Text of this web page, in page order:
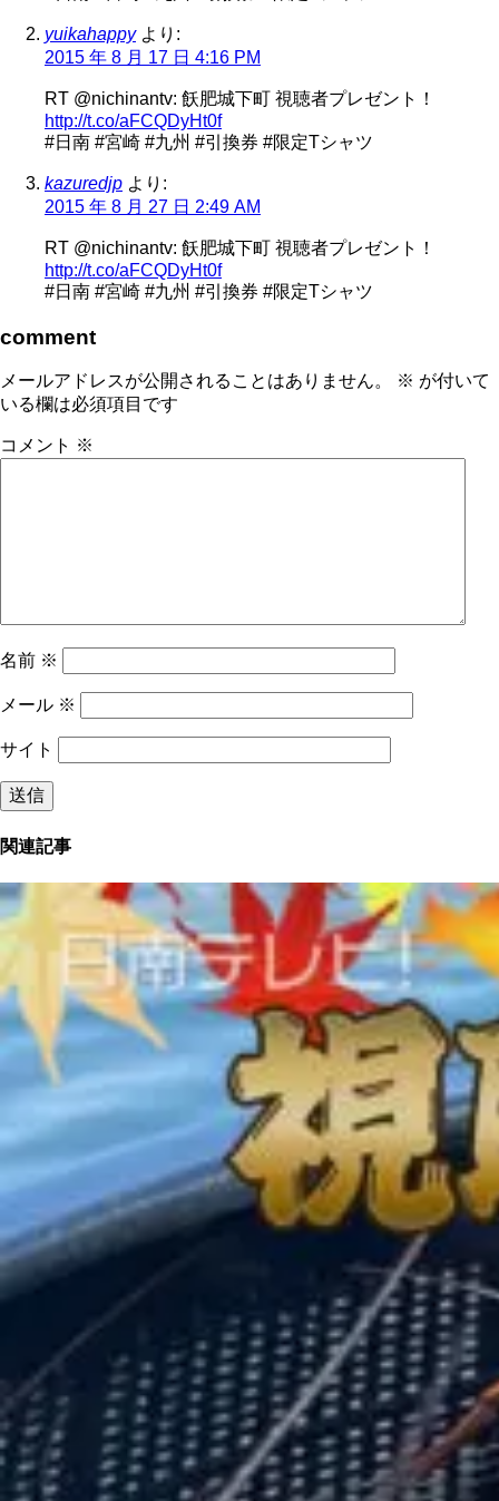
yuikahappy より:
2015 年 8 月 17 日 4:16 PM
RT @nichinantv: 飫肥城下町 視聴者プレゼント！
http://t.co/aFCQDyHt0f
#日南 #宮崎 #九州 #引換券 #限定Tシャツ
kazuredjp より:
2015 年 8 月 27 日 2:49 AM
RT @nichinantv: 飫肥城下町 視聴者プレゼント！
http://t.co/aFCQDyHt0f
#日南 #宮崎 #九州 #引換券 #限定Tシャツ
comment
メールアドレスが公開されることはありません。 ※ が付いて
いる欄は必須項目です
コメント ※
名前 ※
メール ※
サイト
関連記事